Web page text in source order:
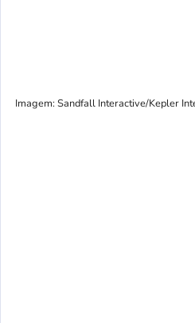
Imagem: Sandfall Interactive/Kepler